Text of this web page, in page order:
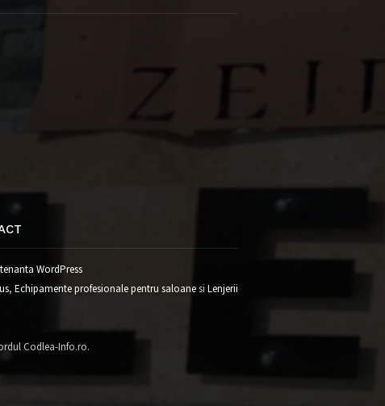
WordPress
, Echipamente profesionale pentru saloanesi Lenjerii
Codlea-Info.ro.